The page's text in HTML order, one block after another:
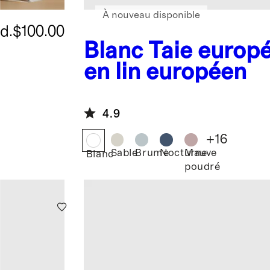
$100.00
Blanc Taie
en lin européen
À nouveau disponible
4.9
BlancSableBrumeNocturne
Mauve
poudré
+16